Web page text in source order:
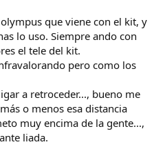
que viene con el kit, y
lo uso. Siempre ando con
el tele del kit.
pero como los
a retroceder..., bueno me
o menos esa distancia
muy encima de la gente...,
liada.